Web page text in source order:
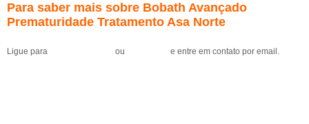
Para saber mais sobre Bobath Avançado
Prematuridade Tratamento Asa Norte
Ligue para ou e entre em contato por email.